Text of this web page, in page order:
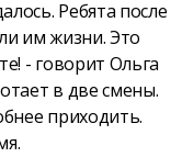
Ребята после
им жизни. Это
- говорит Ольга
в две смены.
приходить.